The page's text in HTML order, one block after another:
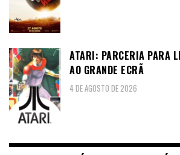
ATARI: PARCERIA PARA
AO GRANDE ECRÃ
4 DE AGOSTO DE 2026